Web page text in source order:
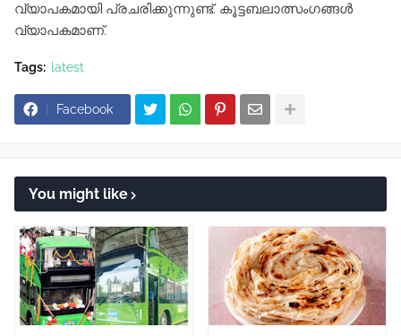
വ്യാപകമായി പ്രചരിക്കുന്നുണ്ട്. കൂട്ടബലാത്സംഗങ്ങൾ
വ്യാപകമാണ്.
Tags: latest
Facebook
You might like